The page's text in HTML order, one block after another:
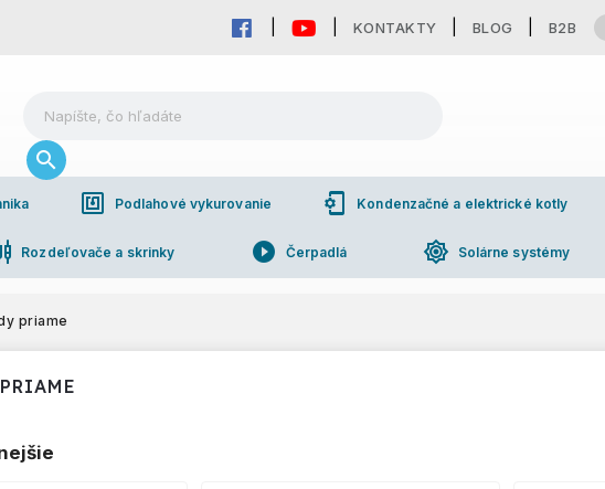
KONTAKTY BLOG B2B
nfc Podlahové vykurovanie phonelink_setup Kondenzačné a elektrické kotly
Rozdeľovače a skrinky play_circle_filled Čerpadlá brightness_high Solárne systémy
priame